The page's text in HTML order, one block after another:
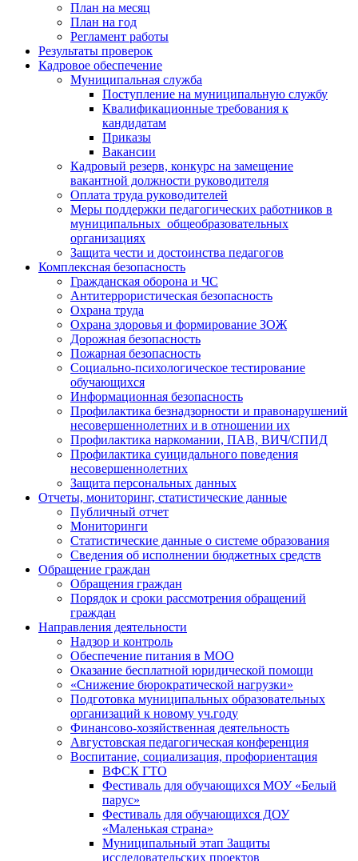
План на месяц
План на год
Регламент работы
Результаты проверок
Кадровое обеспечение
Муниципальная служба
Поступление на муниципальную службу
Квалификационные требования к
кандидатам
Приказы
Вакансии
Кадровый резерв, конкурс на замещение
вакантной должности руководителя
Оплата труда руководителей
Меры поддержки педагогических работников в
муниципальных общеобразовательных
организациях
Защита чести и достоинства педагогов
Комплексная безопасность
Гражданская оборона и ЧС
Антитеррористическая безопасность
Охрана труда
Охрана здоровья и формирование ЗОЖ
Дорожная безопасность
Пожарная безопасность
Социально-психологическое тестирование
обучающихся
Информационная безопасность
Профилактика безнадзорности и правонарушений
несовершеннолетних и в отношении их
Профилактика наркомании, ПАВ, ВИЧ/СПИД
Профилактика суицидального поведения
несовершеннолетних
Защита персональных данных
Отчеты, мониторинг, статистические данные
Публичный отчет
Мониторинги
Статистические данные о системе образования
Сведения об исполнении бюджетных средств
Обращение граждан
Обращения граждан
Порядок и сроки рассмотрения обращений
граждан
Направления деятельности
Надзор и контроль
Обеспечение питания в МОО
Оказание бесплатной юридической помощи
«Снижение бюрократической нагрузки»
Подготовка муниципальных образовательных
организаций к новому уч.году
Финансово-хозяйственная деятельность
Августовская педагогическая конференция
Воспитание, социализация, профориентация
ВФСК ГТО
Фестиваль для обучающихся МОУ «Белый
парус»
Фестиваль для обучающихся ДОУ
«Маленькая страна»
Муниципальный этап Защиты
исследовательских проектов